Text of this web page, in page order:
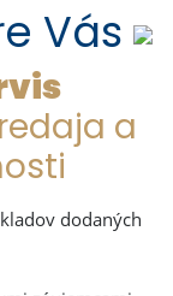
Vás
a
dodaných